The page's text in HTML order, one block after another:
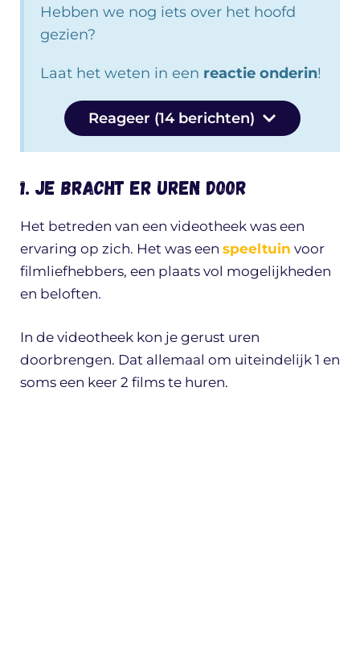
Hebben we nog iets over het hoofd
gezien?
Laat het weten in een reactie onderin!
Reageer (14 berichten)
1. Je bracht er uren door
Het betreden van een videotheek was een
ervaring op zich. Het was een speeltuin voor
filmliefhebbers, een plaats vol mogelijkheden
en beloften.
In de videotheek kon je gerust uren
doorbrengen. Dat allemaal om uiteindelijk 1 en
soms een keer 2 films te huren.